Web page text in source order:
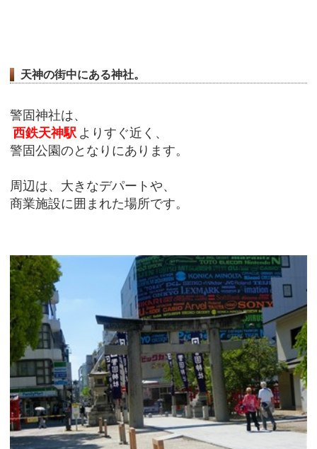
天神の街中にある神社。
警固神社は、
西鉄天神駅 よりすぐ近く、
警固公園のとなりにあります。
周辺は、大きなデパートや、
商業施設に囲まれた場所です。